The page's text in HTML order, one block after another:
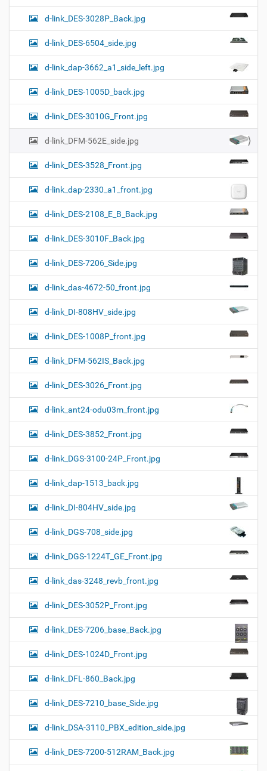
d-link_DES-3028P_Back.jpg
d-link_DES-6504_side.jpg
d-link_dap-3662_a1_side_left.jpg
d-link_DES-1005D_back.jpg
d-link_DES-3010G_Front.jpg
d-link_DFM-562E_side.jpg
d-link_DES-3528_Front.jpg
d-link_dap-2330_a1_front.jpg
d-link_DES-2108_E_B_Back.jpg
d-link_DES-3010F_Back.jpg
d-link_DES-7206_Side.jpg
d-link_das-4672-50_front.jpg
d-link_DI-808HV_side.jpg
d-link_DES-1008P_front.jpg
d-link_DFM-562IS_Back.jpg
d-link_DES-3026_Front.jpg
d-link_ant24-odu03m_front.jpg
d-link_DES-3852_Front.jpg
d-link_DGS-3100-24P_Front.jpg
d-link_dap-1513_back.jpg
d-link_DI-804HV_side.jpg
d-link_DGS-708_side.jpg
d-link_DGS-1224T_GE_Front.jpg
d-link_das-3248_revb_front.jpg
d-link_DES-3052P_Front.jpg
d-link_DES-7206_base_Back.jpg
d-link_DES-1024D_Front.jpg
d-link_DFL-860_Back.jpg
d-link_DES-7210_base_Side.jpg
d-link_DSA-3110_PBX_edition_side.jpg
d-link_DES-7200-512RAM_Back.jpg